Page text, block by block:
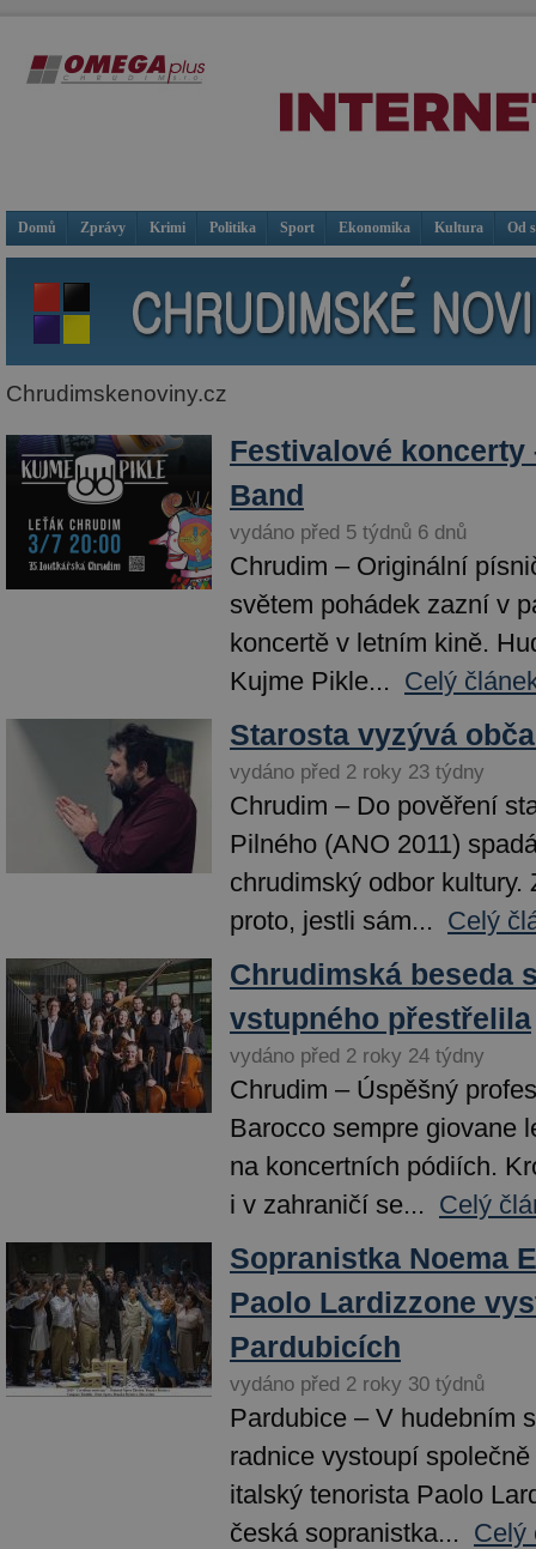
Domů Zprávy Krimi Politika Sport Ekonomika Kultura Od
Chrudimskenoviny.cz
Festivalové koncerty
Band
vydáno před 5 týdnů 6 dnů
Chrudim – Originální
světem pohádek zazní v
koncertě v letním kině.
Kujme Pikle... Celý
Starosta vyzývá
vydáno před 2 roky 23 týdny
Chrudim – Do pověření
Pilného (ANO 2011)
chrudimský odbor kultury.
proto, jestli sám... Celý
Chrudimská beseda
vstupného přestřelila
vydáno před 2 roky 24 týdny
Chrudim – Úspěšný
Barocco sempre giovane
na koncertních pódiích.
i v zahraničí se... Celý
Sopranistka Noema
Paolo Lardizzone
Pardubicích
vydáno před 2 roky 30 týdnů
Pardubice – V hudebním
radnice vystoupí
italský tenorista Paolo
česká sopranistka... Celý